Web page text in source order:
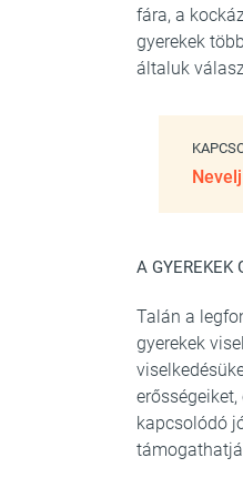
fára, a
gyerekek
általuk
A GYEREKEK
Talán a
gyerekek
kapcsolódó